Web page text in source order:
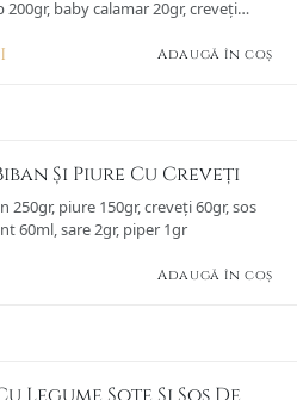
200gr, baby calamar 20gr, creveți
pătrunjel 3gr, lămâie 50gr, mix salată
Adaugă în coș
Și Piure Cu Creveți
250gr, piure 150gr, creveți 60gr, sos
60ml, sare 2gr, piper 1gr
Adaugă în coș